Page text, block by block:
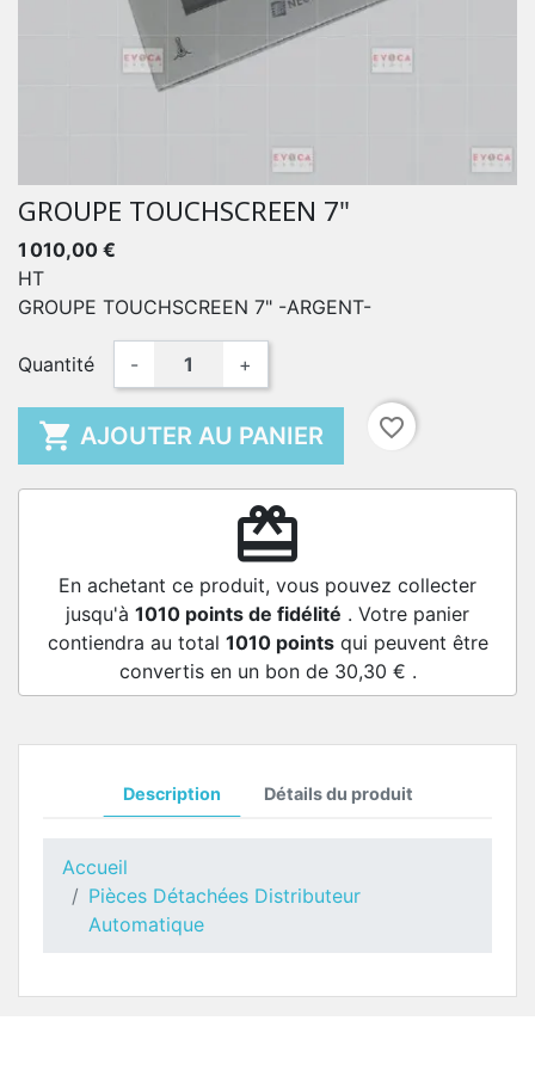
GROUPE TOUCHSCREEN 7"
1 010,00 €
HT
GROUPE TOUCHSCREEN 7" -ARGENT-
Quantité - +
 AJOUTER AU PANIER favorite_border
redeem
En achetant ce produit, vous pouvez collecter
jusqu'à 1010 points de fidélité . Votre panier
contiendra au total 1010pointsqui peuvent être
convertis en un bon de 30,30 € .
Description Détails du produit
Accueil
Pièces Détachées Distributeur
Automatique